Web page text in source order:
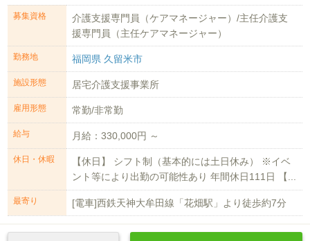
募集資格
介護支援専門員（ケアマネージャー）/主任介護支
援専門員（主任ケアマネージャー）
勤務地 福岡県 久留米市
施設形態 居宅介護支援事業所
雇用形態 常勤/非常勤
給与 月給：330,000円 ～
休日・休暇
【休日】 シフト制（基本的には土日休み） ※イベ
ント等により出勤の可能性あり 年間休日111日 【...
最寄り [電車]西鉄天神大牟田線「花畑駅」より徒歩約7分